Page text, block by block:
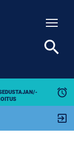
alarm
exit_to_app
search